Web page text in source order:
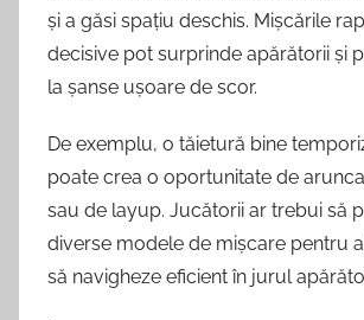
și a găsi spațiu deschis. Mișcările
decisive pot surprinde apărătorii și
la șanse ușoare de scor.
De exemplu, o tăietură bine
poate crea o oportunitate de
sau de layup. Jucătorii ar trebui să
diverse modele de mișcare pentru
să navigheze eficient în jurul